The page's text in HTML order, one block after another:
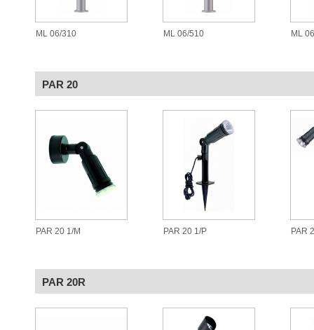
ML 06/310 ML 06/510 ML
PAR 20
PAR 20 1/M PAR 20 1/P PAR
PAR 20R